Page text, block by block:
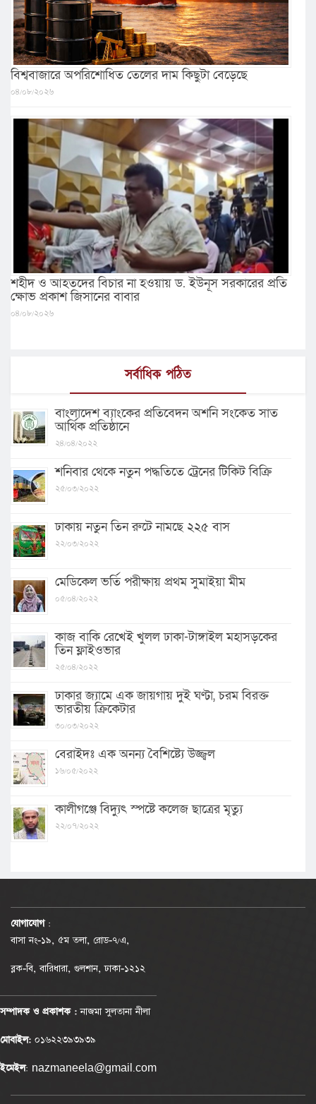
বিশ্ববাজারে অপরিশোধিত তেলের দাম কিছুটা বেড়েছে
০৪/০৮/২০২৬
শহীদ ও আহতদের বিচার না হওয়ায় ড. ইউনূস সরকারের প্রতি
ক্ষোভ প্রকাশ জিসানের বাবার
০৪/০৮/২০২৬
সর্বাধিক পঠিত
বাংলাদেশ ব্যাংকের প্রতিবেদন অশনি সংকেত সাত
আর্থিক প্রতিষ্ঠানে
২৪/০৪/২০২২
শনিবার থেকে নতুন পদ্ধতিতে ট্রেনের টিকিট বিক্রি
২৫/০৩/২০২২
ঢাকায় নতুন তিন রুটে নামছে ২২৫ বাস
২২/০৩/২০২২
মেডিকেল ভর্তি পরীক্ষায় প্রথম সুমাইয়া মীম
০৫/০৪/২০২২
কাজ বাকি রেখেই খুলল ঢাকা-টাঙ্গাইল মহাসড়কের
তিন ফ্লাইওভার
২৫/০৪/২০২২
ঢাকার জ্যামে এক জায়গায় দুই ঘণ্টা, চরম বিরক্ত
ভারতীয় ক্রিকেটার
৩০/০৩/২০২২
বেরাইদঃ এক অনন্য বৈশিষ্ট্যে উজ্জ্বল
১৬/০৫/২০২২
কালীগঞ্জে বিদ্যুৎ স্পষ্টে কলেজ ছাত্রের মৃত্যু
২২/০৭/২০২২
যোগাযোগ :
বাসা নং-১৯, ৫ম তলা, রোড-৭/এ,
ব্লক-বি, বারিধারা, গুলশান, ঢাকা-১২১২
সম্পাদক ও প্রকাশক :নাজমা সুলতানা নীলা
মোবাইল: ০১৬২২৩৯৩৯৩৯
ইমেইল: nazmaneela@gmail.com